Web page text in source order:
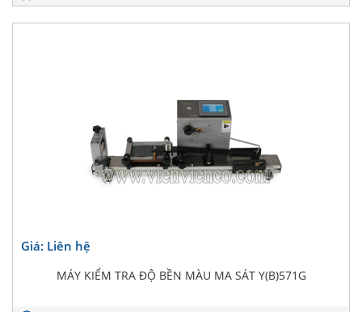
Giá: Liên hệ
MÁY KIỂM TRA ĐỘ BỀN MÀU MA SÁT Y(B)571G